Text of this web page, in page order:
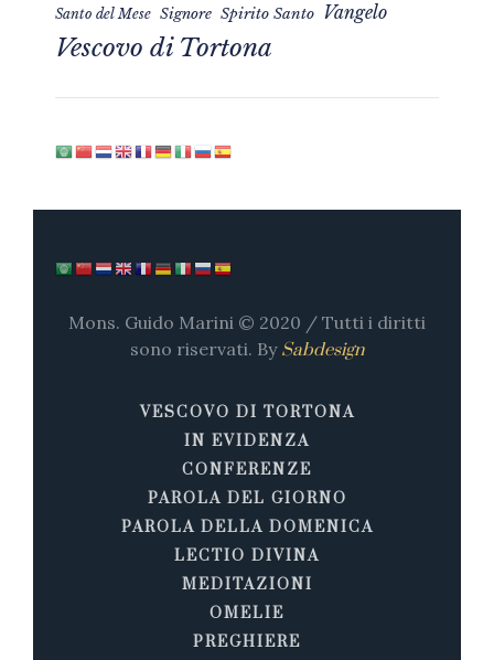
Santo del Mese Signore Spirito Santo Vangelo
Vescovo di Tortona
Mons. Guido Marini © 2020 / Tutti i diritti
sono riservati. By Sabdesign
VESCOVO DI TORTONA
IN EVIDENZA
CONFERENZE
PAROLA DEL GIORNO
PAROLA DELLA DOMENICA
LECTIO DIVINA
MEDITAZIONI
OMELIE
PREGHIERE